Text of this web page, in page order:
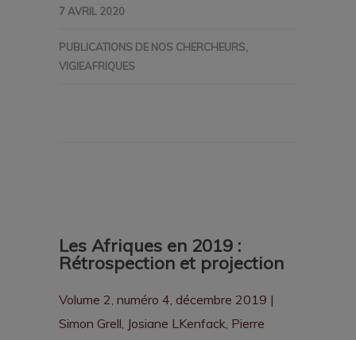
7 AVRIL 2020
PUBLICATIONS DE NOS CHERCHEURS
VIGIEAFRIQUES
Les Afriques en 2019 :
Rétrospection et projection
Volume 2, numéro 4, décembre 2019 |
Simon Grell, Josiane LKenfack, Pierre